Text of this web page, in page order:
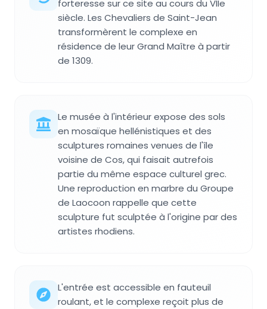
forteresse sur ce site au cours du VIIe
siècle. Les Chevaliers de Saint-Jean
transformèrent le complexe en
résidence de leur Grand Maître à partir
de 1309.
Le musée à l'intérieur expose des sols
en mosaïque hellénistiques et des
sculptures romaines venues de l'île
voisine de Cos, qui faisait autrefois
partie du même espace culturel grec.
Une reproduction en marbre du Groupe
de Laocoon rappelle que cette
sculpture fut sculptée à l'origine par des
artistes rhodiens.
L'entrée est accessible en fauteuil
roulant, et le complexe reçoit plus de